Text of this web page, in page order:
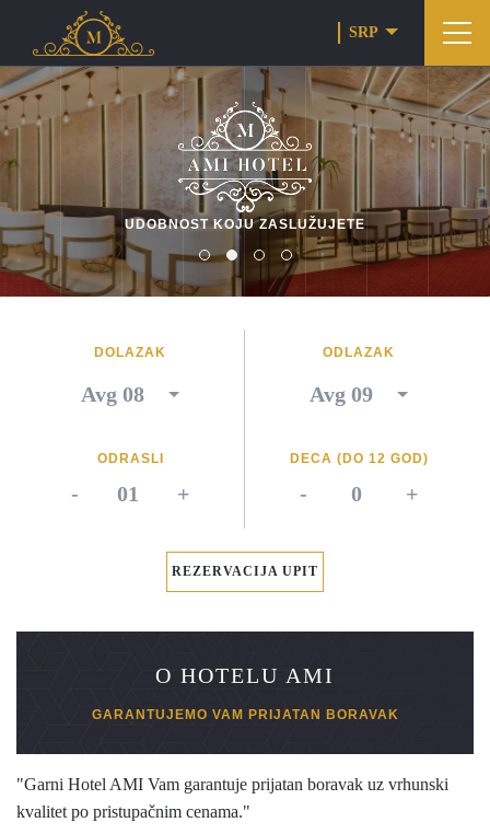
SRP
UDOBNOST KOJU ZASLUŽUJETE
DOLAZAK ODLAZAK
ODRASLI
- +
DECA (DO 12 GOD)
- +
REZERVACIJA UPIT
O HOTELU AMI
GARANTUJEMO VAM PRIJATAN BORAVAK
"Garni Hotel AMI Vam garantuje prijatan boravak uz vrhunski
kvalitet po pristupačnim cenama."